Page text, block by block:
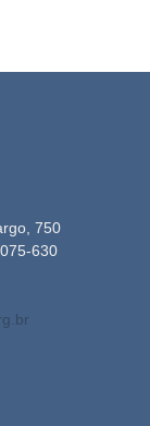
750
630